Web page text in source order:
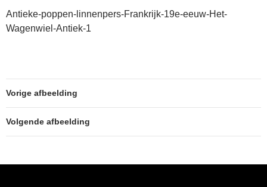
Antieke-poppen-linnenpers-Frankrijk-19e-eeuw-Het-
Wagenwiel-Antiek-1
Vorige afbeelding
Volgende afbeelding